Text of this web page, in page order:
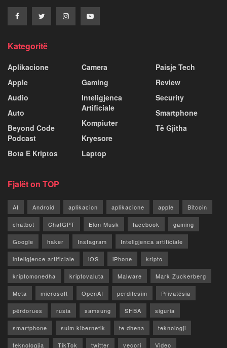
Kategoritë
Aplikacione
Apple
Audio
Auto
Beyond Code
Podcast
Bota E Kriptos
Camera
Gaming
Inteligjenca
Artificiale
Kompiuter
Kryesore
Laptop
Paisje Tech
Review
Security
Smartphone
Të Gjitha
Fjalët on TOP
AI Android aplikacion aplikacione apple Bitcoin
chatbot ChatGPT Elon Musk facebook gaming
Google haker Instagram Inteligjenca artificiale
inteligjence artificiale iOS iPhone kripto
kriptomonedha kriptovaluta Malware Mark Zuckerberg
Meta microsoft OpenAI perditesim Privatësia
përdorues rusia samsung SHBA siguria
smartphone sulm kibernetik te dhena teknologji
teknologjia TikTok twitter vecori Video